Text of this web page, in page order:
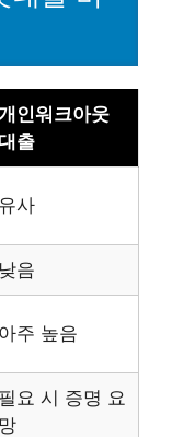
인워크아웃
출
유사
낮음
아주 높음
필요 시 증명 요
망